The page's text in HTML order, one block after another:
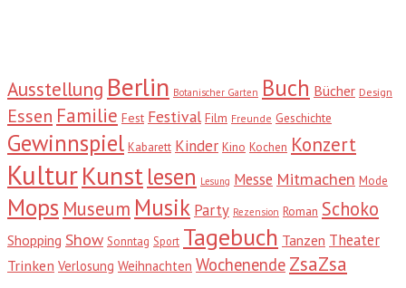
Ausstellung Berlin Botanischer Garten Buch Bücher Design
Essen Familie Fest Festival Film Freunde Geschichte
Gewinnspiel Kabarett Kinder Kino Kochen Konzert
KulturKunstlesen Lesung Messe Mitmachen Mode
Mops Museum Musik Party Rezension Roman Schoko
Shopping Show Sonntag Sport Tagebuch Tanzen Theater
Trinken Verlosung Weihnachten Wochenende ZsaZsa